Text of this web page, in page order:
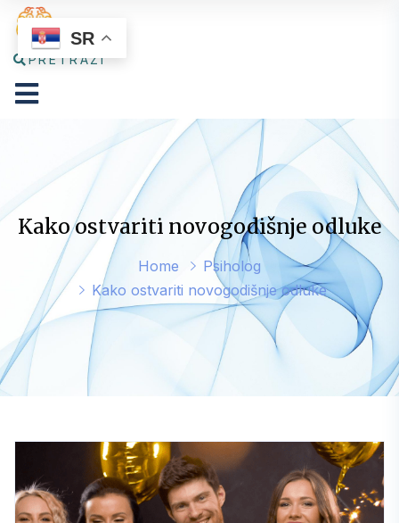
PRETRAŽI
Kako ostvariti novogodišnje odluke
Home
Psiholog
Kako ostvariti novogodišnje odluke
SR